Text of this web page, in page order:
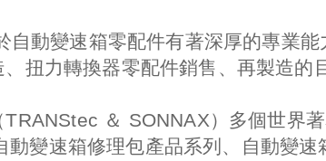
動變速箱零配件有著深厚的專業
扭力轉換器零配件銷售、再製造的
＆ SONNAX）多個世界
動變速箱修理包產品系列、自動變